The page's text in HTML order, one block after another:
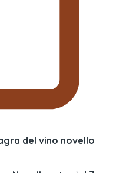
del vino novello